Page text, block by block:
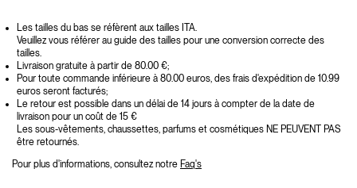
Les tailles du bas se réfèrent aux tailles ITA.
Veuillez vous référer au guide des tailles pour une conversion correcte des
tailles.
Livraison gratuite à partir de 80.00 €;
Pour toute commande inférieure à 80.00 euros, des frais d'expédition de 10.99
euros seront facturés;
Le retour est possible dans un délai de 14 jours à compter de la date de
livraison pour un coût de 15 €
Les sous-vêtements, chaussettes, parfums et cosmétiques NE PEUVENT PAS
être retournés.
Pour plus d'informations, consultez notre Faq's